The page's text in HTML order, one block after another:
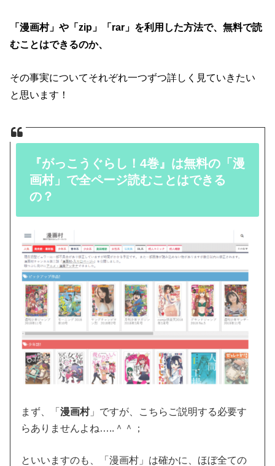
「漫画村」や「zip」「rar」を利用した方法で、無料で読
むことはできるのか、
その事実についてそれぞれ一つずつ詳しく見ていきたい
と思います！
『がっこうぐらし！4巻』は無料の「漫
画村」で全ページ読むことはできる
の？
まず、「漫画村」ですが、こちらご説明する必要す
らありませんよね…..＾＾；
といいますのも、「漫画村」は確かに、ほぼ全ての